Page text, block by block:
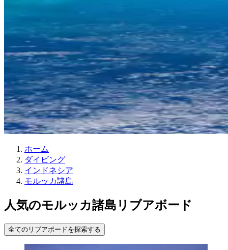
ホーム
ダイビング
インドネシア
モルッカ諸島
人気のモルッカ諸島リブアボード
全てのリブアボードを探索する